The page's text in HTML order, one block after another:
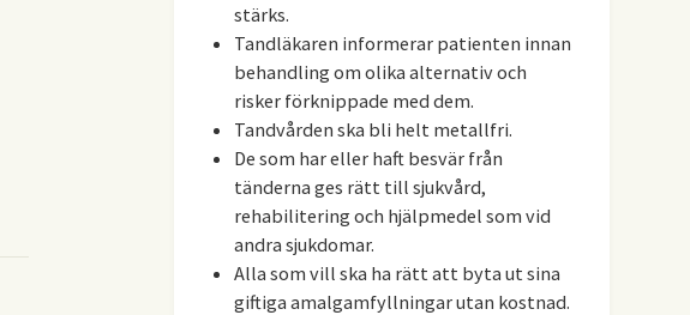
stärks.
Tandläkaren informerar patienten innan
behandling om olika alternativ och
risker förknippade med dem.
Tandvården ska bli helt metallfri.
De som har eller haft besvär från
tänderna ges rätt till sjukvård,
rehabilitering och hjälpmedel som vid
andra sjukdomar.
Alla som vill ska ha rätt att byta ut sina
giftiga amalgamfyllningar utan kostnad.